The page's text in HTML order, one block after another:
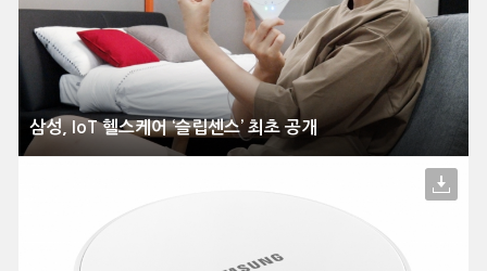
삼성, IoT 헬스케어 ‘슬립센스’ 최초 공개